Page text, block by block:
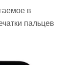
в
пальцев.